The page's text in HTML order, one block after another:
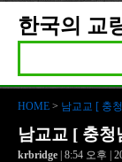
한국의 교
HOME > 남교교 [ 충
남교교 [ 충청
krbridge | 8:54 오후 |